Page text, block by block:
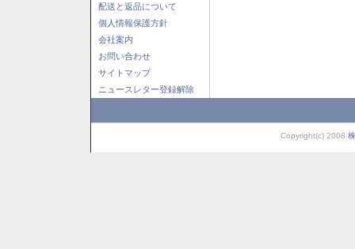
配送と返品について
個人情報保護方針
会社案内
お問い合わせ
サイトマップ
ニュースレター登録解除
Copyright(c) 2008